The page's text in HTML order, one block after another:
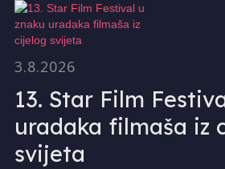
3.8.2026
13. Star Film
uradaka filmaša iz
svijeta